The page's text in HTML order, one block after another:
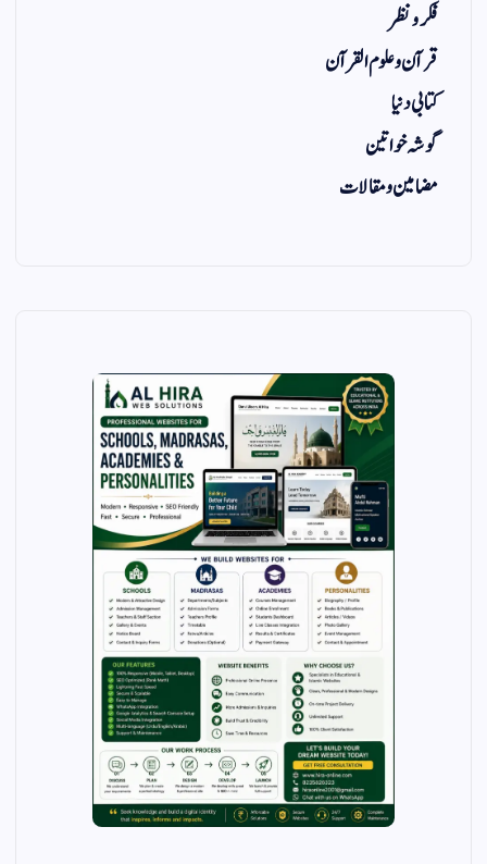
فکر و نظر
قرآن و علوم القرآن
کتابی دنیا
گوشہ خواتین
مضامین و مقالات